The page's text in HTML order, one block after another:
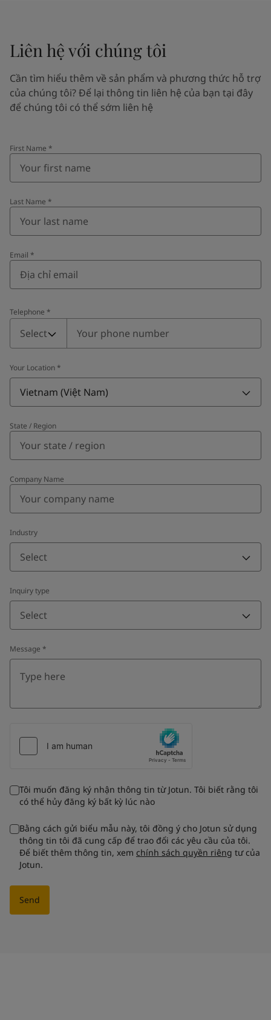
Liên hệ với chúng tôi
Cần tìm hiểu thêm về sản phẩm và phương thức hỗ trợ
của chúng tôi? Để lại thông tin liên hệ của bạn tại đây
để chúng tôi có thể sớm liên hệ
First Name *
Last Name *
Email *
Telephone *
Telephone
Select
Your Location *
Vietnam (Việt Nam)
State / Region
Company Name
Industry
Select
Inquiry type
Select
Message *
Tôi muốn đăng ký nhận thông tin từ Jotun. Tôi biết rằng tôi
có thể hủy đăng ký bất kỳ lúc nào
Bằng cách gửi biểu mẫu này, tôi đồng ý cho Jotun sử dụng
thông tin tôi đã cung cấp để trao đổi các yêu cầu của tôi.
Để biết thêm thông tin, xem chính sách quyền riêng tư của
Jotun.
Send